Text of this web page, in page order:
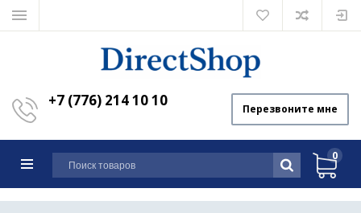
+7 (776) 214 10 10 Перезвоните мне
0